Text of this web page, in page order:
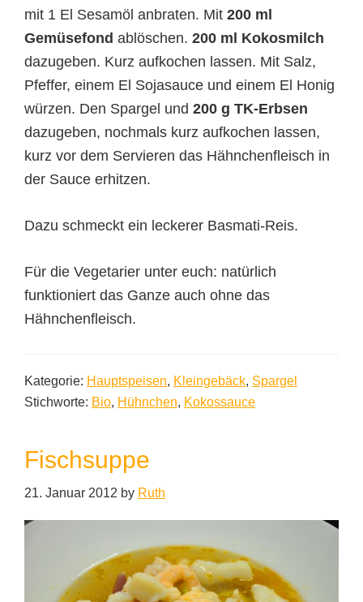
mit 1 El Sesamöl anbraten. Mit 200 ml
Gemüsefond ablöschen. 200 ml Kokosmilch
dazugeben. Kurz aufkochen lassen. Mit Salz,
Pfeffer, einem El Sojasauce und einem El Honig
würzen. Den Spargel und 200 g TK-Erbsen
dazugeben, nochmals kurz aufkochen lassen,
kurz vor dem Servieren das Hähnchenfleisch in
der Sauce erhitzen.
Dazu schmeckt ein leckerer Basmati-Reis.
Für die Vegetarier unter euch: natürlich
funktioniert das Ganze auch ohne das
Hähnchenfleisch.
Kategorie: Hauptspeisen, Kleingebäck, Spargel
Stichworte: Bio, Hühnchen, Kokossauce
Fischsuppe
21. Januar 2012 by Ruth